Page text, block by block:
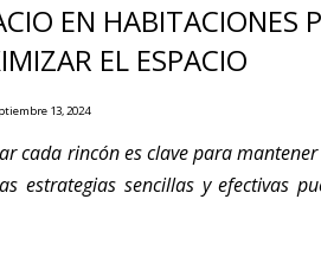
EN HABITACIONES
EL ESPACIO
13, 2024
cada rincón es clave para
estrategias sencillas y efectivas